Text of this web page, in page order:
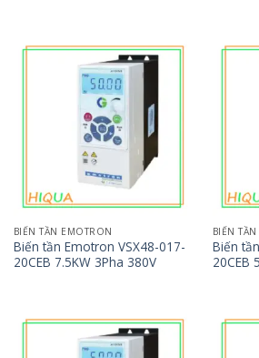
BIẾN TẦN EMOTRON
Biến tần Emotron VSX48-017-
20CEB 7.5KW 3Pha 380V
BIẾN
Biến
20CEB